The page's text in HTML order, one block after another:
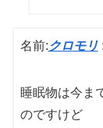
名前: クロモリ:
睡眠物は今ま
のですけど